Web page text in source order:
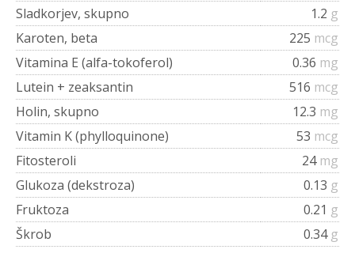
Sladkorjev, skupno
1.2 g
Karoten, beta
225 mcg
Vitamina E (alfa-tokoferol)
0.36 mg
Lutein + zeaksantin
516 mcg
Holin, skupno
12.3 mg
Vitamin K (phylloquinone)
53 mcg
Fitosteroli
24 mg
Glukoza (dekstroza)
0.13 g
Fruktoza
0.21 g
Škrob
0.34g